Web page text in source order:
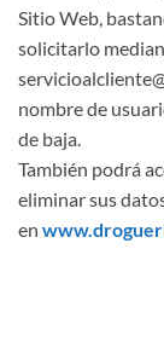
Sitio Web,
solicitarlo
nombre de
de baja.
También podrá
eliminar sus
en